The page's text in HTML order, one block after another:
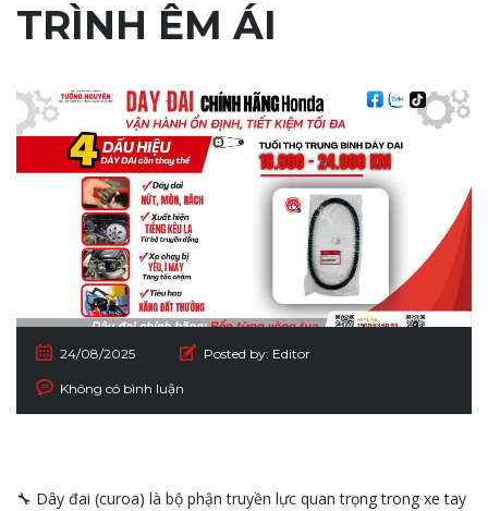
TRÌNH ÊM ÁI
24/08/2025 Posted by: Editor
Không có bình luận
🔧 Dây đai (curoa) là bộ phận truyền lực quan trọng trong xe tay